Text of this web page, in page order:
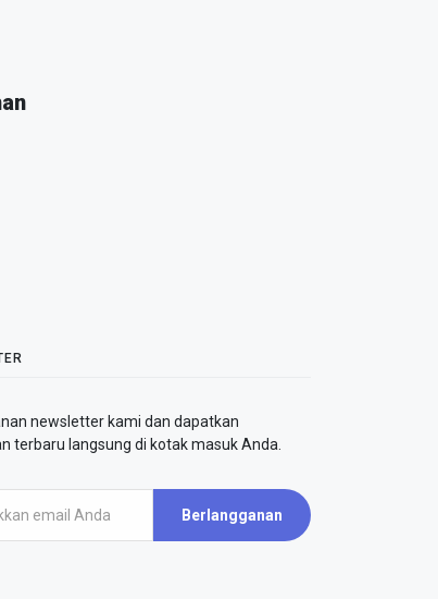
newsletter kami dan dapatkan
terbaru langsung di kotak masuk Anda.
Berlangganan